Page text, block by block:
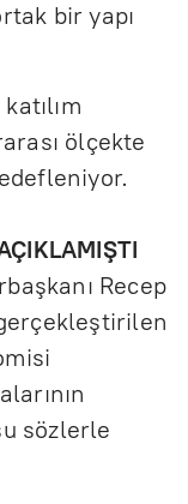
bir yapı
ölçekte
Recep
sözlerle